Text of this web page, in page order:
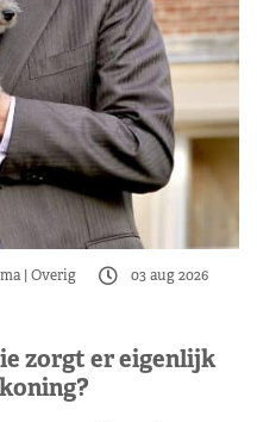
Overig
03 aug 2026
zorgt er eigenlijk